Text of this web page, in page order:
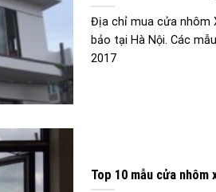
Địa chỉ mua cửa nhôm
bảo tại Hà Nội. Các
2017
Top 10 mẫu cửa